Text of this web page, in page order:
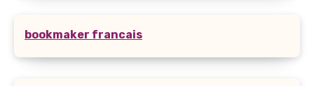
bookmaker francais